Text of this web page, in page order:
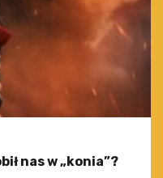
nas w „konia”?